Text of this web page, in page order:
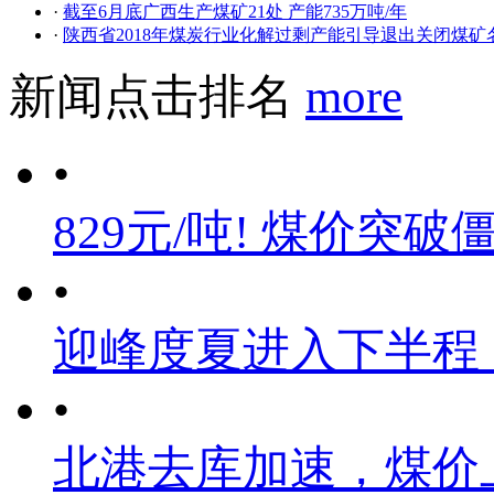
· 截至6月底广西生产煤矿21处 产能735万吨/年
· 陕西省2018年煤炭行业化解过剩产能引导退出关闭煤矿
新闻点击排名 more
•
829元/吨! 煤价突破
•
迎峰度夏进入下半
•
北港去库加速，煤